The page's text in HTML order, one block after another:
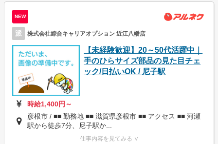
NEW
派 株式会社綜合キャリアオプション 近江八幡店
【未経験歓迎】20～50代活躍中｜
手のひらサイズ部品の見た目チェ
ック/日払いOK / 尼子駅
時給1,400円～
彦根市 / ■■ 勤務地 ■■ 滋賀県彦根市 ■■ アクセス ■■ 河瀬
駅から徒歩7分、尼子駅か...
仕事内容を見てみる ∨